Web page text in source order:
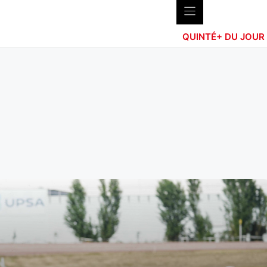
QUINTÉ+ DU JOUR